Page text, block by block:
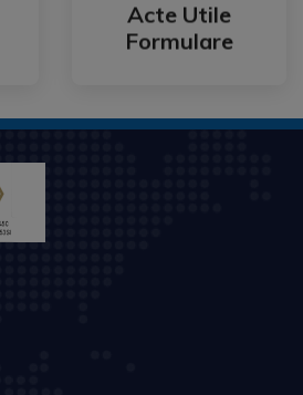
Acte Utile
Formulare
Acte Utile